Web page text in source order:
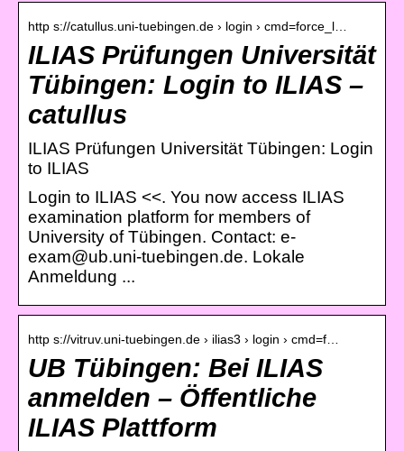
http s://catullus.uni-tuebingen.de › login › cmd=force_l…
ILIAS Prüfungen Universität
Tübingen: Login to ILIAS –
catullus
ILIAS Prüfungen Universität Tübingen: Login
to ILIAS
Login to ILIAS <<. You now access ILIAS
examination platform for members of
University of Tübingen. Contact: e-
exam@ub.uni-tuebingen.de. Lokale
Anmeldung ...
http s://vitruv.uni-tuebingen.de › ilias3 › login › cmd=f…
UB Tübingen: Bei ILIAS
anmelden – Öffentliche
ILIAS Plattform